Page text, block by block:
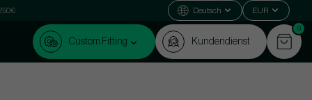
Deutsch EUR
Custom Fitting Kundendienst
0